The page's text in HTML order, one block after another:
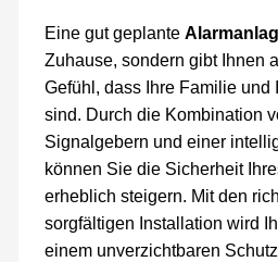
Eine gut geplante
Zuhause, sondern gibt Ihnen
Gefühl, dass Ihre Familie und
sind. Durch die Kombination
Signalgebern und einer
können Sie die Sicherheit
erheblich steigern. Mit den
sorgfältigen Installation wird
einem unverzichtbaren